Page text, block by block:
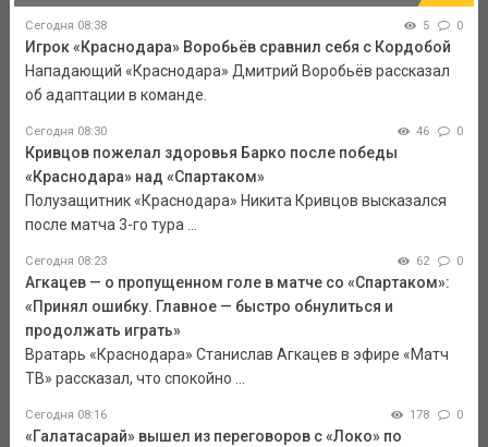
Сегодня 08:38 5 0
Игрок «Краснодара» Воробьёв сравнил себя с Кордобой
Нападающий «Краснодара» Дмитрий Воробьёв рассказал
об адаптации в команде.
Сегодня 08:30 46 0
Кривцов пожелал здоровья Барко после победы
«Краснодара» над «Спартаком»
Полузащитник «Краснодара» Никита Кривцов высказался
после матча 3-го тура ...
Сегодня 08:23 62 0
Агкацев — о пропущенном голе в матче со «Спартаком»:
«Принял ошибку. Главное — быстро обнулиться и
продолжать играть»
Вратарь «Краснодара» Станислав Агкацев в эфире «Матч
ТВ» рассказал, что спокойно ...
Сегодня 08:16 178 0
«Галатасарай» вышел из переговоров с «Локо» по